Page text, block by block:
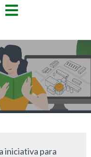
iniciativa para